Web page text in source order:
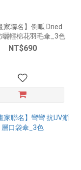
家聯名】倒呱 Dried
曬輕棉花羽毛傘_3色
NT$690